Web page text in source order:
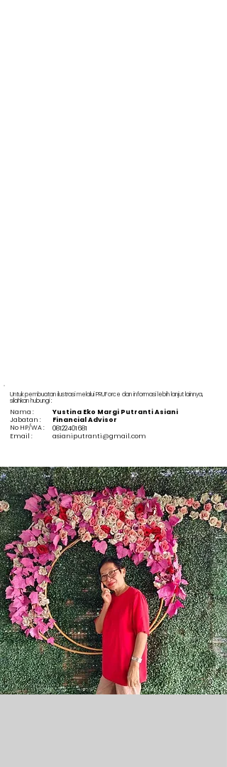
Untuk pembuatan ilustrasi melalui PRUForce dan informasi lebih lanjut lainnya,
silahkan hubungi :
Nama :
Yustina Eko Margi Putranti Asiani
Jabatan :
Financial Advisor
No HP/WA :
08122401681
Email :
asianiputranti@gmail.com